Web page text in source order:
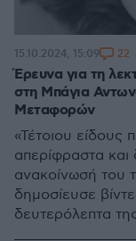
Έρευνα για τη
στη Μπάγια
Μεταφορών
«Τέτοιου είδους
απερίφραστα και
ανακοίνωσή του
δημοσίευσε
δευτερόλεπτα
15.10.2024, 15:09 22